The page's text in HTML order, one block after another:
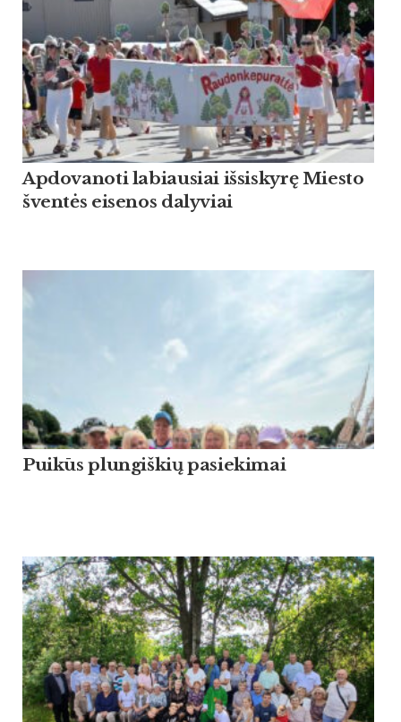
Apdovanoti labiausiai išsiskyrę Miesto
šventės eisenos dalyviai
Puikūs plungiškių pasiekimai